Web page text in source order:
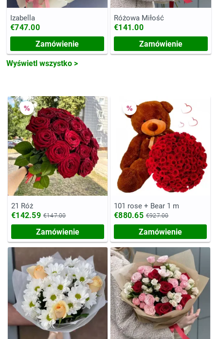
Izabella
€747.00
Zamówienie
Różowa Miłość
€141.00
Zamówienie
Wyświetl wszystko >
21 Róż
€142.59 €147.00
Zamówienie
101 rose + Bear 1 m
€880.65 €927.00
Zamówienie